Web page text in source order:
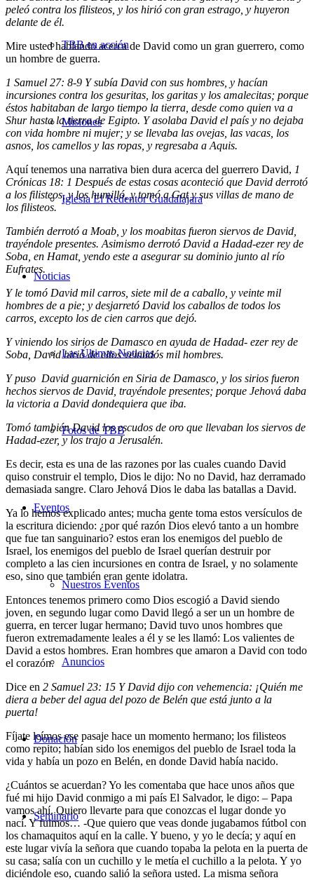
TBB en acción
Misiones
Iglesia El Redentor Guadalajara
Noticias
Las Últimas Noticias
Fotos de TBB
Eventos
Nuestros Eventos
Anuncios
Donación
Seminario
peleó contra los filisteos, y los hirió con gran estrago, y huyeron
delante de él.
Mire usted hablando acerca de David como un gran guerrero, como
un hombre de guerra.
1 Samuel 27: 8-9 Y subía David con sus hombres, y hacían
incursiones contra los gesuritas, los garitas y los amalecitas; porque
éstos habitaban de largo tiempo la tierra, desde como quien va a
Shur hasta la tierra de Egipto. Y asolaba David el país y no dejaba
con vida hombre ni mujer; y se llevaba las ovejas, las vacas, los
asnos, los camellos y las ropas, y regresaba a Aquis.
Aquí tenemos una narrativa bien dura acerca del guerrero David, 1
Crónicas 18: 1 Después de estas cosas aconteció que David derrotó
a los filisteos, y los humilló, y tomó a Gat y sus villas de mano de
los filisteos.
También derrotó a Moab, y los moabitas fueron siervos de David,
trayéndole presentes. Asimismo derrotó David a Hadad-ezer rey de
Soba, en Hamat, yendo este a asegurar su dominio junto al río
Eufrates.
Y le tomó David mil carros, siete mil de a caballo, y veinte mil
hombres de a pie; y desjarretó David los caballos de todos los
carros, excepto los de cien carros que dejó.
Y viniendo los sirios de Damasco en ayuda de Hadad- ezer rey de
Soba, David hirió de ellos veintidós mil hombres.
Y puso David guarnición en Siria de Damasco, y los sirios fueron
hechos siervos de David, trayéndole presentes; porque Jehová daba
la victoria a David dondequiera que iba.
Tomó también David los escudos de oro que llevaban los siervos de
Hadad-ezer, y los trajo a Jerusalén.
Es decir, esta es una de las razones por las cuales cuando David
quiso construir el templo, Dios le dijo: No no David, haz derramado
demasiada sangre. Claro Jehová Dios le daba las batallas a David.
Ya lo hemos explicado antes; mucha gente toma estos versículos de
la escritura diciendo: ¿por qué razón Dios elevó tanto a un hombre
que fue tan sanguinario? estos eran los enemigos del pueblo de
Israel, los enemigos del pueblo de Israel querían destruir por
completo a las cien incursiones en contra de Israel, y no solamente
eso, sino que también eran gente idolatra.
Entonces tenemos primero como Dios escogió a David siendo
joven, en segundo lugar como David llegó a ser un un hombre de
guerra, en tercer lugar hermano; David tuvo unos hombres que
fueron extremadamente leales a él y se les llamó: Los valientes de
David a estos hombres. Eran hombres que amaron a David con todo
el corazón.
Dice en 2 Samuel 23: 15 Y David dijo con vehemencia: ¡Quién me
diera a beber del agua del pozo de Belén que está junto a la
puerta!
Fíjate leímos ese pasaje hace un momento hermano; los filisteos
como repito; habían sido los enemigos del pueblo de Israel toda la
vida y había un pozo en Belén, en donde David había nacido.
¿Cuántos se acuerdan? Yo les comentaba que hace unos años que
fué mi hijo David conmigo a mi país El Salvador, le digo: – Papa
vamos ahí. Quiero llevarte para que conozcas el lugar donde yo
nací. Y fuimos… -Que quiero que veas donde jugabamos fútbol con
los chamaquitos aquí en la calle. Y bueno, y yo le decía; y aquí en
este lugar vivía la señora que cuando topaba la pelota en la puerta de
su casa; salía con un cuchillo y le metía el cuchillo a la pelota. Y yo
diciéndole eso, cuando salió la señora usted. La misma señora